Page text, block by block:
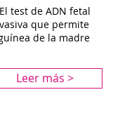
test de ADN fetal
que permite
de la madre
Leer más >